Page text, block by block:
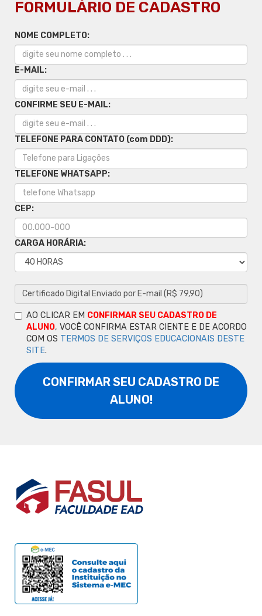
FORMULÁRIO DE CADASTRO
NOME COMPLETO:
E-MAIL:
CONFIRME SEU E-MAIL:
TELEFONE PARA CONTATO (com DDD):
TELEFONE WHATSAPP:
CEP:
CARGA HORÁRIA:
AO CLICAR EM CONFIRMAR SEU CADASTRO DE
ALUNO, VOCÊ CONFIRMA ESTAR CIENTE E DE ACORDO
COM OS TERMOS DE SERVIÇOS EDUCACIONAIS DESTE
SITE.
CONFIRMAR SEU CADASTRO DE
ALUNO!